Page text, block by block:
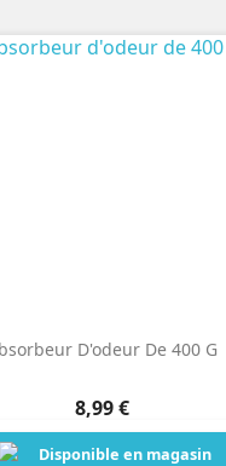
D'odeur De 400 G
Prix
8,99 €
Disponible en magasin